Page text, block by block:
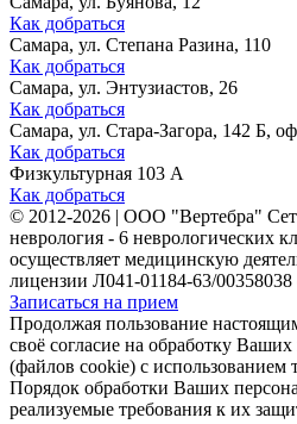
Как добраться
Самара, ул. Степана Разина, 110
Как добраться
Самара, ул. Энтузиастов, 26
Как добраться
Самара, ул. Стара-Загора, 142 Б,
Как добраться
Физкультурная 103 А
Как добраться
© 2012-2026 | ООО "Вертебра"
неврология - 6 неврологических
осуществляет медицинскую
лицензии Л041-01184-63/00358038
Записаться на прием
Продолжая пользование
своё согласие на обработку
(файлов cookie) с использованием
Порядок обработки Ваших
реализуемые требования к их